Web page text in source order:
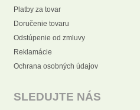
Platby za tovar
Doručenie tovaru
Odstúpenie od zmluvy
Reklamácie
Ochrana osobných údajov
SLEDUJTE NÁS